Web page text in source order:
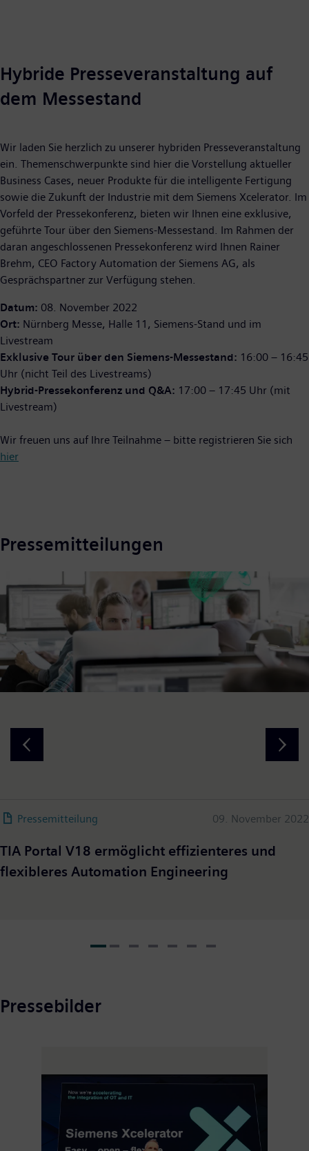
Hybride Presseveranstaltung auf
dem Messestand
Wir laden Sie herzlich zu unserer hybriden Presseveranstaltung
ein. Themenschwerpunkte sind hier die Vorstellung aktueller
Business Cases, neuer Produkte für die intelligente Fertigung
sowie die Zukunft der Industrie mit dem Siemens Xcelerator. Im
Vorfeld der Pressekonferenz, bieten wir Ihnen eine exklusive,
geführte Tour über den Siemens-Messestand. Im Rahmen der
daran angeschlossenen Pressekonferenz wird Ihnen Rainer
Brehm, CEO Factory Automation der Siemens AG, als
Gesprächspartner zur Verfügung stehen.
Datum: 08. November 2022
Ort: Nürnberg Messe, Halle 11, Siemens-Stand und im
Livestream
Exklusive Tour über den Siemens-Messestand: 16:00 – 16:45
Uhr (nicht Teil des Livestreams)
Hybrid-Pressekonferenz und Q&A: 17:00 – 17:45 Uhr (mit
Livestream)
Wir freuen uns auf Ihre Teilnahme – bitte registrieren Sie sich
hier
Pressemitteilungen
Pressemitteilung 09. November 2022
TIA Portal V18 ermöglicht effizienteres und
flexibleres Automation Engineering
Pressebilder